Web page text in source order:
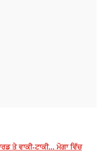
ਤੇ ਵਾਕੀ-ਟਾਕੀ... ਮੋਗਾ ਵਿੱਚ